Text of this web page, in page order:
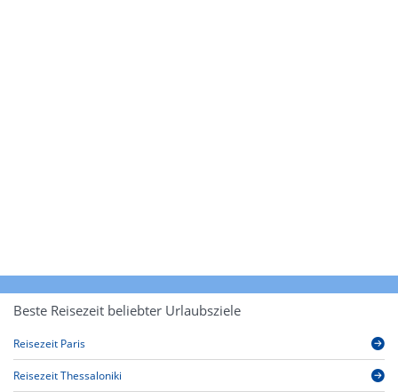
Beste Reisezeit beliebter Urlaubsziele
Reisezeit Paris
Reisezeit Thessaloniki